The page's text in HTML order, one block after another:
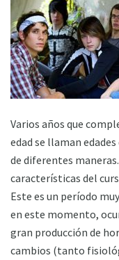
Varios años que
edad se llaman
de diferentes
características del
Este es un período
en este momento,
gran producción de
cambios (tanto